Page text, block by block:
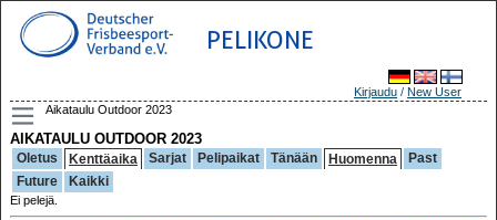
PELIKONE
Kirjaudu / New User
Aikataulu Outdoor 2023
AIKATAULU OUTDOOR 2023
Oletus Kenttäaika Sarjat Pelipaikat Tänään Huomenna
Past
Future
Kaikki
Ei pelejä.